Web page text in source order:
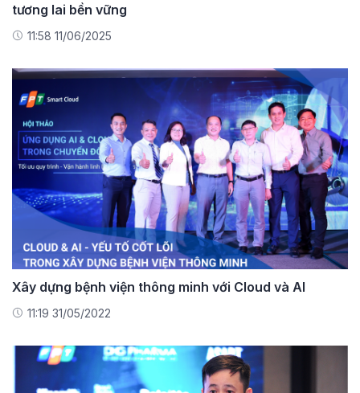
tương lai bền vững
11:58 11/06/2025
Xây dựng bệnh viện thông minh với Cloud và AI
11:19 31/05/2022